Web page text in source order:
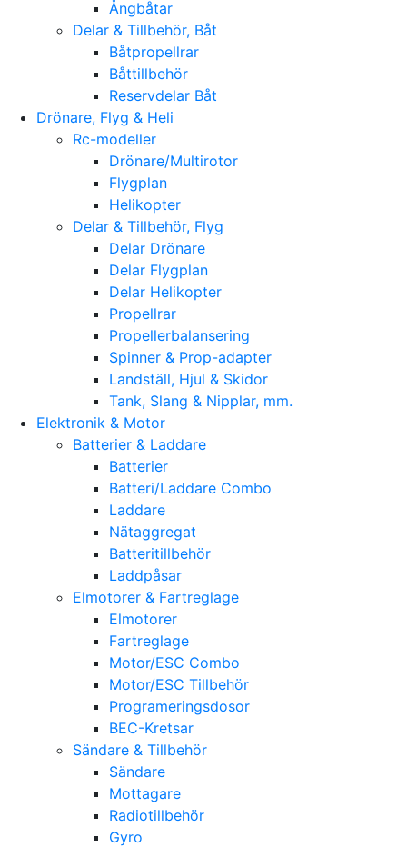
Ångbåtar
Delar & Tillbehör, Båt
Båtpropellrar
Båttillbehör
Reservdelar Båt
Drönare, Flyg & Heli
Rc-modeller
Drönare/Multirotor
Flygplan
Helikopter
Delar & Tillbehör, Flyg
Delar Drönare
Delar Flygplan
Delar Helikopter
Propellrar
Propellerbalansering
Spinner & Prop-adapter
Landställ, Hjul & Skidor
Tank, Slang & Nipplar, mm.
Elektronik & Motor
Batterier & Laddare
Batterier
Batteri/Laddare Combo
Laddare
Nätaggregat
Batteritillbehör
Laddpåsar
Elmotorer & Fartreglage
Elmotorer
Fartreglage
Motor/ESC Combo
Motor/ESC Tillbehör
Programeringsdosor
BEC-Kretsar
Sändare & Tillbehör
Sändare
Mottagare
Radiotillbehör
Gyro